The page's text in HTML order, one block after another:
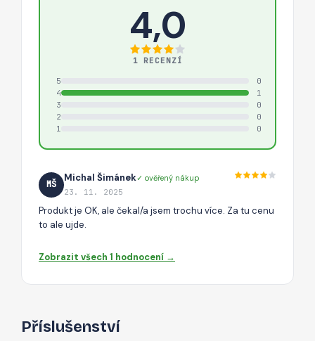
4,0
1 RECENZÍ
5
0
4
1
3
0
2
0
1
0
MŠ
Michal Šimánek✓ ověřený nákup
23. 11. 2025
Produkt je OK, ale čekal/a jsem trochu více. Za tu cenu
to ale ujde.
Zobrazit všech 1 hodnocení →
Příslušenství